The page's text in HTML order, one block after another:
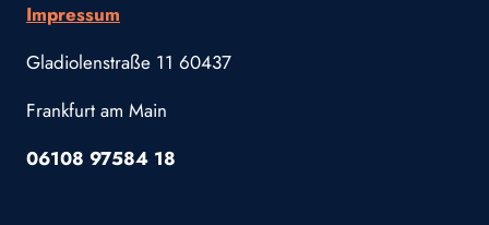
Impressum
Gladiolenstraße 11 60437
Frankfurt am Main
06108 97584 18